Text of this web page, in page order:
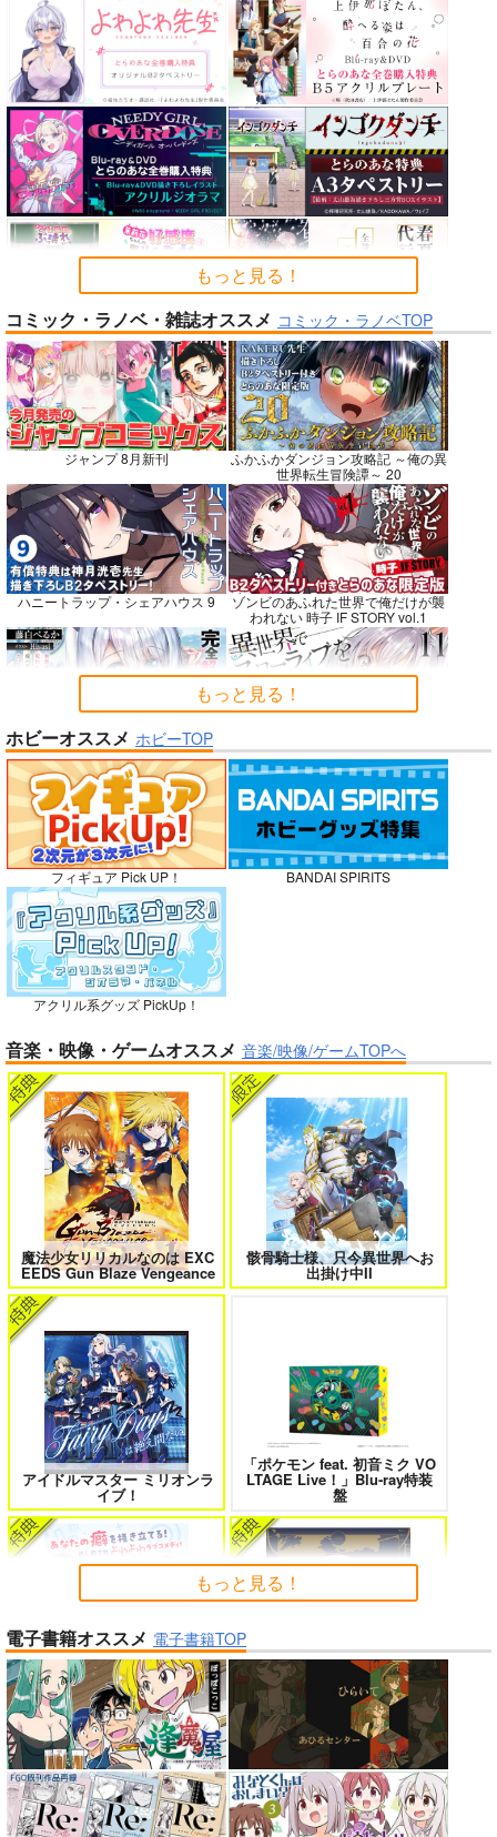
カルデアエミッション
チョコレート・ショッ
プ
2,530円（税込）
Fate/Grand Order
メリュジーヌ
サンプル
カート
FGO OEKAKI Rando
m5
たけさと
1,320 円（税込）
Fate/Grand Order
鈴鹿御前
サンプル
カート
蒐集
羊小屋
専売 787円（税込）
Fate/Grand Order
曲亭馬琴
サンプル
カート
No.7
Fresh＆Smooth
ロイヤルマウンテン
770円（税込）
オリジナル
カート
No.7
嫌な顔されながらおパ
ンツ見せてもらいたい
本14
アニマルマシーン
787円（税込）
オリジナル
カート
No.9
FETISH ACADEMY
ロイヤルマウンテン
770円（税込）
オリジナル
青山 澄香
カート
No.10
作って食べよう陸軍
飯-野外炊事・携行食
編-
シオサイ。
1,100円（税込）
ミリタリー
サンプル
カート
もっと見る！
コミック・ラノベ・雑誌オススメ コミック・ラノベTOP
ジャンプ 8月新刊
ふかふかダンジョン攻略記 ～俺の異
世界転生冒険譚～ 20
ハニートラップ・シェアハウス 9
ゾンビのあふれた世界で俺だけが襲
われない 時子 IF STORY vol.1
完全解呪のプリースト 2
嫁候補、うちに住むらしい。 #古民
家・美少女3人・耳付き幼馴染
禁断で禁断じゃないちょっと禁断な
義兄妹ラブコメは未遂えっちから始
英雄戦記～ 10
ボクの理想の異世界生活 転生したら
ケモ耳娘だらけの世界でハーレムに
3
異世界から来た君と共に過ごす日常
2
＃ラブコメ好きとこっそり繋がりた
い
女友達は頼めば意外とヤらせてくれ
る 8
HELL’o WORK！～賽の河原で積石
を崩すだけの簡単なお仕事って聞い
たのに～
よくある令嬢転生だと思ったのに 5
孤独だった国民的美少女の妹を一晩
泊めたら懐かれた
人狼機ウィンヴルガ ー叛逆篇ー 5
もっと見る！
ホビーオススメ ホビーTOP
フィギュア Pick UP！ BANDAI SPIRITS
アクリル系グッズ PickUp！
音楽・映像・ゲームオススメ 音楽/映像/ゲームTOPへ
魔法少女リリカルなのは EXC
EEDS Gun Blaze Vengeance
骸骨騎士様、只今異世界へお
出掛け中II
アイドルマスター ミリオンラ
イブ！
「ポケモン feat. 初音ミク VO
LTAGE Live！」Blu-ray特装
盤
よわよわ先生 春夏秋冬代行者 春の舞
もっと見る！
電子書籍オススメ 電子書籍TOP